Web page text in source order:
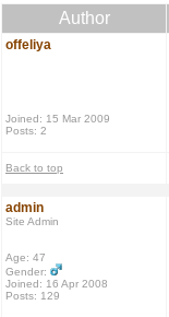
Author
offeliya
Joined: 15 Mar 2009
Posts: 2
Back to top
admin
Site Admin
Age: 47
Gender:
Joined: 16 Apr 2008
Posts: 129